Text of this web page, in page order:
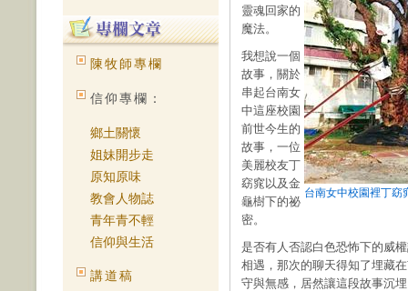
陳牧師專欄
信仰專欄：
鄉土關懷
姐妹開步走
原知原味
教會人物誌
青年青不輕
信仰與生活
講道稿
台南女中校園裡丁窈
靈魂回家的
魔法。
我想說一個
故事，關於
串起台南女
中這座校園
前世今生的
故事，一位
美麗校友丁
窈窕以及金
龜樹下的祕
密。
是否有人否認白色恐怖下的威
相遇，那次的聊天得知了埋藏
守與無感，居然讓這段故事沉